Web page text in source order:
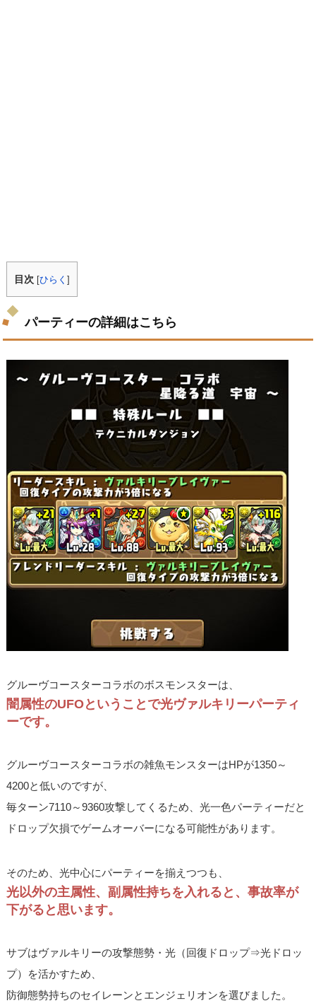
目次 [ひらく]
パーティーの詳細はこちら
グルーヴコースターコラボのボスモンスターは、
闇属性のUFOということで光ヴァルキリーパーティ
ーです。
グルーヴコースターコラボの雑魚モンスターはHPが1350～
4200と低いのですが、
毎ターン7110～9360攻撃してくるため、光一色パーティーだと
ドロップ欠損でゲームオーバーになる可能性があります。
そのため、光中心にパーティーを揃えつつも、
光以外の主属性、副属性持ちを入れると、事故率が
下がると思います。
サブはヴァルキリーの攻撃態勢・光（回復ドロップ⇒光ドロッ
プ）を活かすため、
防御態勢持ちのセイレーンとエンジェリオンを選びました。